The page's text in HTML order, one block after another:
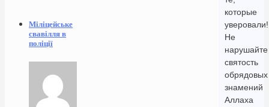
которые
уверовали!
Не
нарушайте
святость
обрядовых
знамений
Аллаха
Міліцейське
свавілля в
поліції